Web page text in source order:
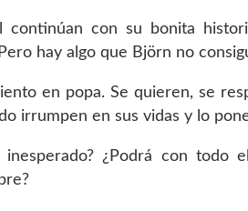
continúan con su bonita
hay algo que Björn no
en popa. Se quieren, se
irrumpen en sus vidas y lo
¿Podrá con